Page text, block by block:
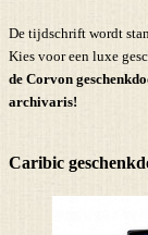
De tijdschrift wordt
Kies voor een luxe
de Corvon
archivaris!
Caribic